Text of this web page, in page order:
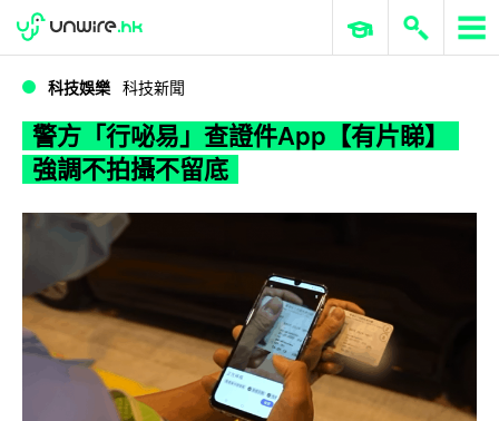
WWDC 2026 ERP 與商業 AI
科技娛樂 科技新聞
警方「行咇易」查證件App【有片睇】
強調不拍攝不留底